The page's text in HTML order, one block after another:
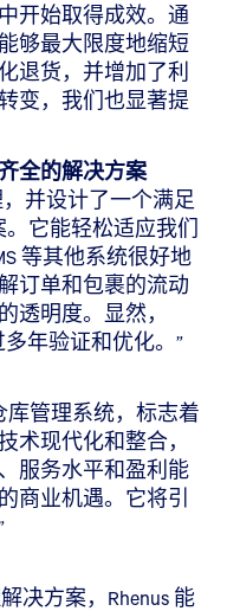
开始取得成效。通
够最大限度地缩短
退货，并增加了利
变，我们也显著提
全的解决方案
，并设计了一个满足
。它能轻松适应我们
等其他系统很好地
订单和包裹的流动
透明度。显然，
多年验证和优化。”
库管理系统，标志着
术现代化和整合，
服务水平和盈利能
商业机遇。它将引
决方案，Rhenus 能